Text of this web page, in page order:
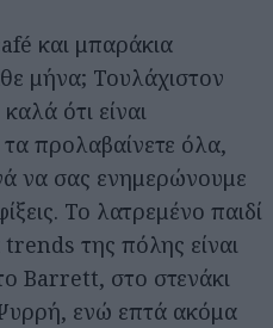
και μπαράκια
μήνα; Τουλάχιστον
ότι είναι
προλαβαίνετε όλα,
να σας ενημερώνουμε
Το λατρεμένο παιδί
της πόλης είναι
Barrett, στο στενάκι
ενώ επτά ακόμα